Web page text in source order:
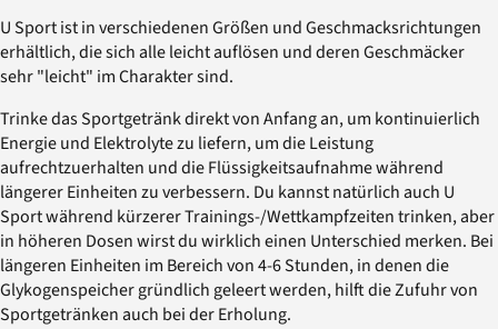
U Sport ist in verschiedenen Größen und Geschmacksrichtungen
erhältlich, die sich alle leicht auflösen und deren Geschmäcker
sehr "leicht" im Charakter sind.
Trinke das Sportgetränk direkt von Anfang an, um kontinuierlich
Energie und Elektrolyte zu liefern, um die Leistung
aufrechtzuerhalten und die Flüssigkeitsaufnahme während
längerer Einheiten zu verbessern. Du kannst natürlich auch U
Sport während kürzerer Trainings-/Wettkampfzeiten trinken, aber
in höheren Dosen wirst du wirklich einen Unterschied merken. Bei
längeren Einheiten im Bereich von 4-6 Stunden, in denen die
Glykogenspeicher gründlich geleert werden, hilft die Zufuhr von
Sportgetränken auch bei der Erholung.